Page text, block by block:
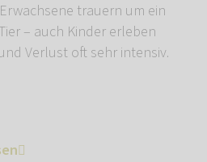
trauern um ein
– auch Kinder erleben
Verlust oft sehr intensiv.